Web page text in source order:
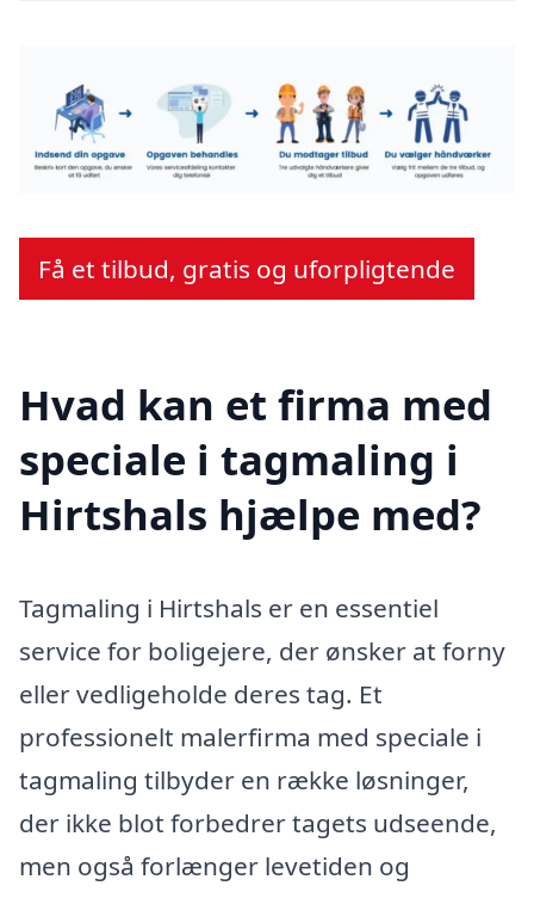
Få et tilbud, gratis og uforpligtende
Hvad kan et firma med
speciale i tagmaling i
Hirtshals hjælpe med?
Tagmaling i Hirtshals er en essentiel
service for boligejere, der ønsker at forny
eller vedligeholde deres tag. Et
professionelt malerfirma med speciale i
tagmaling tilbyder en række løsninger,
der ikke blot forbedrer tagets udseende,
men også forlænger levetiden og